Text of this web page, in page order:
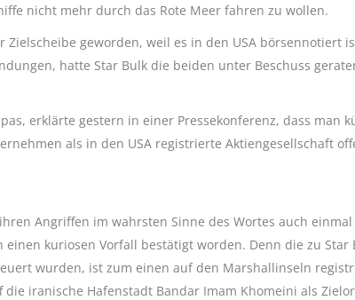
nicht mehr durch das Rote Meer fahren zu wollen.
geworden, weil es in den USA börsennotiert
hatte Star Bulk die beiden unter Beschuss
erklärte gestern in einer Pressekonferenz, dass man
als in den USA registrierte Aktiengesellschaft
Angriffen im wahrsten Sinne des Wortes auch
kuriosen Vorfall bestätigt worden. Denn die zu Star
wurden, ist zum einen auf den Marshallinseln
iranische Hafenstadt Bandar Imam Khomeini als